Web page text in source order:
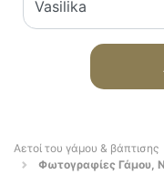
Αετοί του γάμου & βάπτισης
Φωτογραφίες Γάμου,